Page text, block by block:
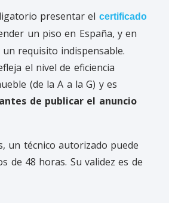
presentar el certificado
un piso en España, y en
requisito indispensable.
el nivel de eficiencia
(de la A a la G) y es
antes de publicar el anuncio
un técnico autorizado puede
de 48 horas. Su validez es de